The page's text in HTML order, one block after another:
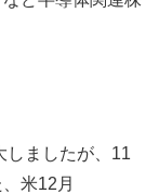
しましたが、11
米12月